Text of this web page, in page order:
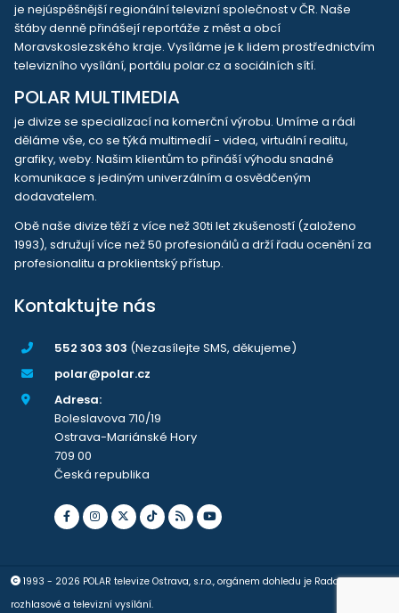
je nejúspěšnější regionální televizní společnost v ČR. Naše
štáby denně přinášejí reportáže z měst a obcí
Moravskoslezského kraje. Vysíláme je k lidem prostřednictvím
televizního vysílání, portálu polar.cz a sociálních sítí.
POLAR MULTIMEDIA
je divize se specializací na komerční výrobu. Umíme a rádi
děláme vše, co se týká multimedií - videa, virtuální realitu,
grafiky, weby. Našim klientům to přináší výhodu snadné
komunikace s jediným univerzálním a osvědčeným
dodavatelem.
Obě naše divize těží z více než 30ti let zkušeností (založeno
1993), sdružují více než 50 profesionálů a drží řadu ocenění za
profesionalitu a proklientský přístup.
Kontaktujte nás
552 303 303 (Nezasílejte SMS, děkujeme)
polar@polar.cz
Adresa:
Boleslavova 710/19
Ostrava-Mariánské Hory
709 00
Česká republika
1993 - 2026 POLAR televize Ostrava, s.r.o., orgánem dohledu je Rada pro
rozhlasové a televizní vysílání.